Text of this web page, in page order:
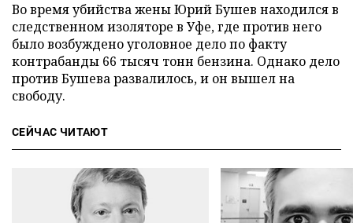
Во время убийства жены Юрий Бушев находился в
следственном изоляторе в Уфе, где против него
было возбуждено уголовное дело по факту
контрабанды 66 тысяч тонн бензина. Однако дело
против Бушева развалилось, и он вышел на
свободу.
СЕЙЧАС ЧИТАЮТ